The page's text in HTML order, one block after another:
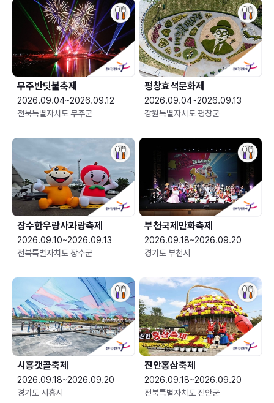
무주반딧불축제
2026.09.04~2026.09.12
전북특별자치도 무주군
평창효석문화제
2026.09.04~2026.09.13
강원특별자치도 평창군
장수한우랑사과랑축제
2026.09.10~2026.09.13
전북특별자치도 장수군
부천국제만화축제
2026.09.18~2026.09.20
경기도 부천시
시흥갯골축제
2026.09.18~2026.09.20
경기도 시흥시
진안홍삼축제
2026.09.18~2026.09.20
전북특별자치도 진안군